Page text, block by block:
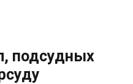
подсудных